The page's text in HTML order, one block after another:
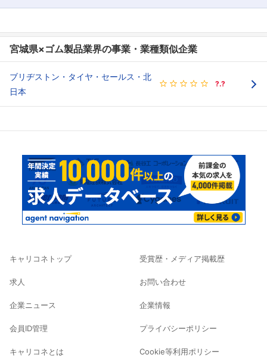
宮城県×ゴム製品業界の事業・業種類似企業
ブリヂストン・タイヤ・セールス・北
日本
?.?
キャリコネトップ
求人
企業ニュース
会員ID管理
キャリコネとは
受賞歴・メディア掲載歴
お問い合わせ
企業情報
プライバシーポリシー
Cookie等利用ポリシー